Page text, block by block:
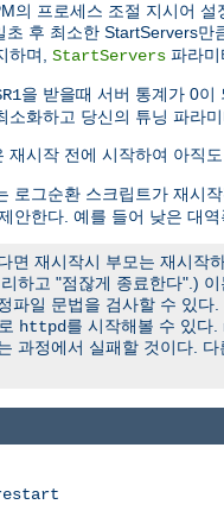
의 프로세스 조절 지시어
초 후 최소한 StartServers만
하며, StartServers 파라
을 받을때 서버 통계가 0이
소화하고 당신의 튜닝 파라
재시작 전에 시작하여 아직
로그순환 스크립트가 재시
안한다. 예를 들어 낮은 대
면 재시작시 부모는 재시작
하고 "점잖게 종료한다".)
파일 문법을 검사할 수 있
httpd를 시작해볼 수 있다
과정에서 실패할 것이다.